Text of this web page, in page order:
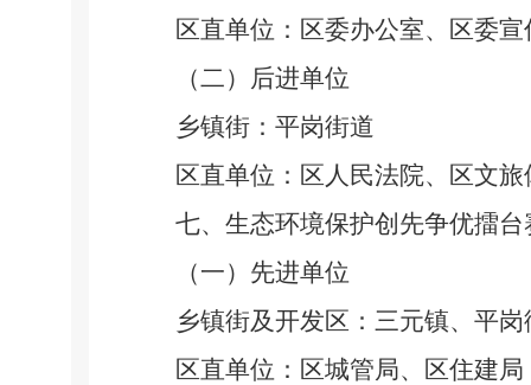
区直单位：区委办公室、区委
（二）后进单位
乡镇街：平岗街道
区直单位：区人民法院、区文旅
七、生态环境保护创先争优擂台
（一）先进单位
乡镇街及开发区：三元镇、平岗
区直单位：区城管局、区住建局